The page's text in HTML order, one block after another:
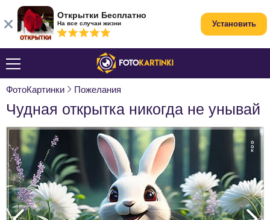
ФотоКартинки Пожелания
Чудная открытка никогда не унывай
Открытки Бесплатно
На все случаи жизни Установить